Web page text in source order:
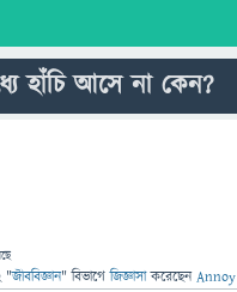
হাঁচি আসে না কেন?
"জীববিজ্ঞান" বিভাগে জিজ্ঞাসাকরেছেন